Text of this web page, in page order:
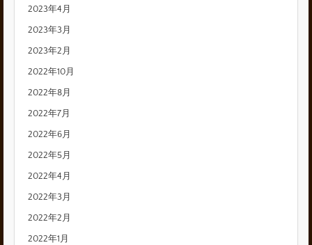
2023年4月
2023年3月
2023年2月
2022年10月
2022年8月
2022年7月
2022年6月
2022年5月
2022年4月
2022年3月
2022年2月
2022年1月